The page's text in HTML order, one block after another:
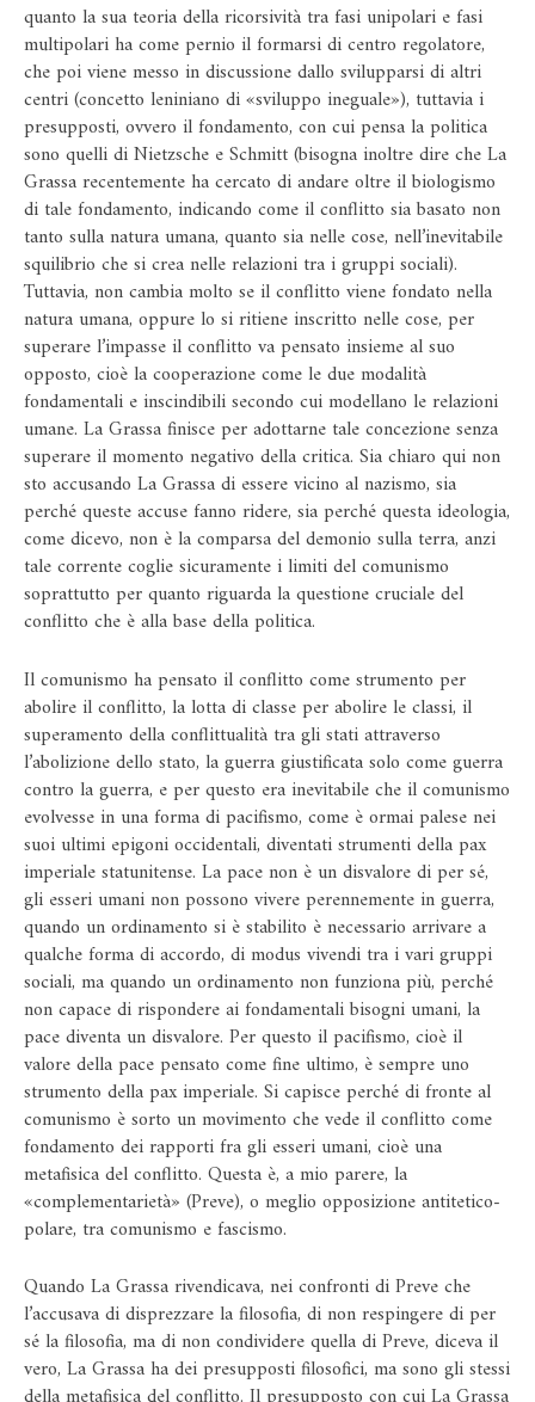
quanto la sua teoria della ricorsività tra fasi unipolari e fasi
multipolari ha come pernio il formarsi di centro regolatore,
che poi viene messo in discussione dallo svilupparsi di altri
centri (concetto leniniano di «sviluppo ineguale»), tuttavia i
presupposti, ovvero il fondamento, con cui pensa la politica
sono quelli di Nietzsche e Schmitt (bisogna inoltre dire che La
Grassa recentemente ha cercato di andare oltre il biologismo
di tale fondamento, indicando come il conflitto sia basato non
tanto sulla natura umana, quanto sia nelle cose, nell’inevitabile
squilibrio che si crea nelle relazioni tra i gruppi sociali).
Tuttavia, non cambia molto se il conflitto viene fondato nella
natura umana, oppure lo si ritiene inscritto nelle cose, per
superare l’impasse il conflitto va pensato insieme al suo
opposto, cioè la cooperazione come le due modalità
fondamentali e inscindibili secondo cui modellano le relazioni
umane. La Grassa finisce per adottarne tale concezione senza
superare il momento negativo della critica. Sia chiaro qui non
sto accusando La Grassa di essere vicino al nazismo, sia
perché queste accuse fanno ridere, sia perché questa ideologia,
come dicevo, non è la comparsa del demonio sulla terra, anzi
tale corrente coglie sicuramente i limiti del comunismo
soprattutto per quanto riguarda la questione cruciale del
conflitto che è alla base della politica.
Il comunismo ha pensato il conflitto come strumento per
abolire il conflitto, la lotta di classe per abolire le classi, il
superamento della conflittualità tra gli stati attraverso
l’abolizione dello stato, la guerra giustificata solo come guerra
contro la guerra, e per questo era inevitabile che il comunismo
evolvesse in una forma di pacifismo, come è ormai palese nei
suoi ultimi epigoni occidentali, diventati strumenti della pax
imperiale statunitense. La pace non è un disvalore di per sé,
gli esseri umani non possono vivere perennemente in guerra,
quando un ordinamento si è stabilito è necessario arrivare a
qualche forma di accordo, di modus vivendi tra i vari gruppi
sociali, ma quando un ordinamento non funziona più, perché
non capace di rispondere ai fondamentali bisogni umani, la
pace diventa un disvalore. Per questo il pacifismo, cioè il
valore della pace pensato come fine ultimo, è sempre uno
strumento della pax imperiale. Si capisce perché di fronte al
comunismo è sorto un movimento che vede il conflitto come
fondamento dei rapporti fra gli esseri umani, cioè una
metafisica del conflitto. Questa è, a mio parere, la
«complementarietà» (Preve), o meglio opposizione antitetico-
polare, tra comunismo e fascismo.
Quando La Grassa rivendicava, nei confronti di Preve che
l’accusava di disprezzare la filosofia, di non respingere di per
sé la filosofia, ma di non condividere quella di Preve, diceva il
vero, La Grassa ha dei presupposti filosofici, ma sono gli stessi